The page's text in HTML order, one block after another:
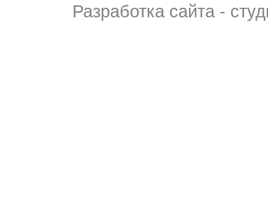
Разработка сайта -